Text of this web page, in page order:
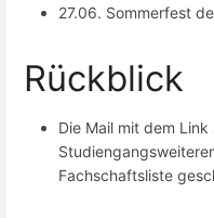
27.06. Sommerfest
Rückblick
Die Mail mit dem
Fachschaftsliste